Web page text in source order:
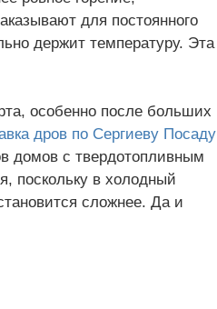
для постоянного
держит температуру. Эта
особенно после больших
дров по Сергиеву Посаду
домов с твердотопливным
поскольку в холодный
сложнее. Да и